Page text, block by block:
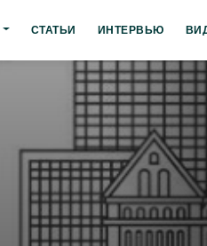
СТАТЬИ ИНТЕРВЬЮ